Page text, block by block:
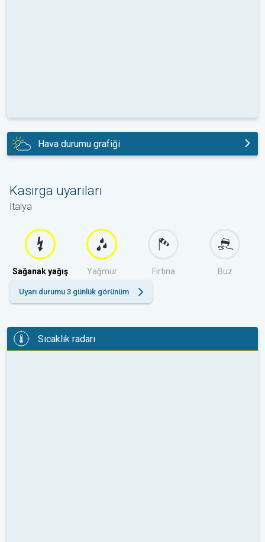
Hava durumu grafiği
Kasırga uyarıları
İtalya
Sağanak yağış Yağmur Fırtına Buz
Uyarı durumu 3 günlük görünüm
Sıcaklık radarı